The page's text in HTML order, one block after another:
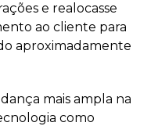
e realocasse
ao cliente para
aproximadamente
mais ampla na
como